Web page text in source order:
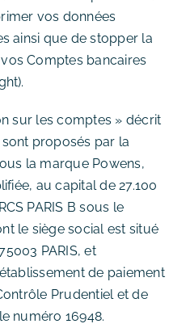
vos données
ainsi que de stopper la
Comptes bancaires
sur les comptes » décrit
proposés par la
la marque Powens,
au capital de 27.100
PARIS B sous le
le siège social est situé
PARIS, et
de paiement
Prudentiel et de
numéro 16948.